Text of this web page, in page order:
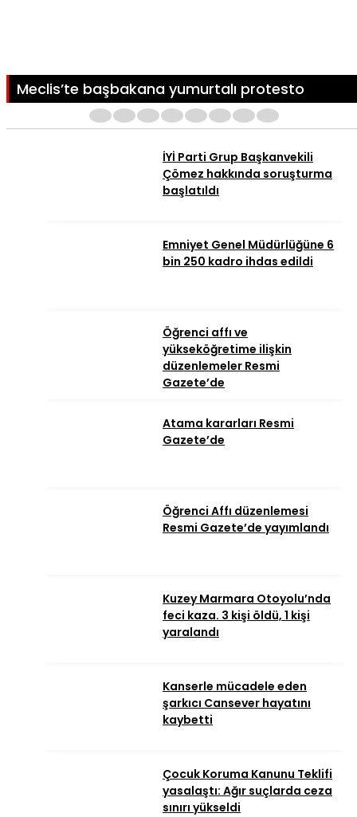
Meclis’te başbakana yumurtalı protesto
İYİ Parti Grup Başkanvekili
Çömez hakkında soruşturma
başlatıldı
Emniyet Genel Müdürlüğüne 6
bin 250 kadro ihdas edildi
Öğrenci affı ve
yükseköğretime ilişkin
düzenlemeler Resmi
Gazete’de
Atama kararları Resmi
Gazete’de
Öğrenci Affı düzenlemesi
Resmi Gazete’de yayımlandı
Kuzey Marmara Otoyolu’nda
feci kaza. 3 kişi öldü, 1 kişi
yaralandı
Kanserle mücadele eden
şarkıcı Cansever hayatını
kaybetti
Çocuk Koruma Kanunu Teklifi
yasalaştı: Ağır suçlarda ceza
sınırı yükseldi